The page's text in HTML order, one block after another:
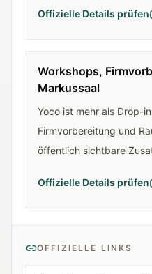
Offizielle Details prüfen
Workshops,
Markussaal
Yoco ist mehr als Drop-
Firmvorbereitung und
öffentlich sichtbare
Offizielle Details prüfen
OFFIZIELLE LINKS